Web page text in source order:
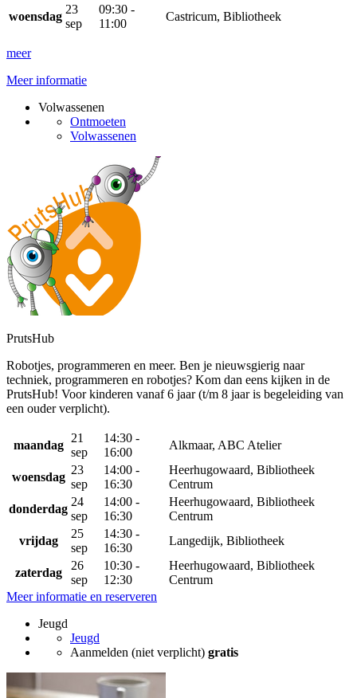
woensdag
23
sep
09:30 -
11:00
Castricum, Bibliotheek
meer
Meer informatie
Volwassenen
Ontmoeten
Volwassenen
PrutsHub
Robotjes, programmeren en meer. Ben je nieuwsgierig naar
techniek, programmeren en robotjes? Kom dan eens kijken in de
PrutsHub! Voor kinderen vanaf 6 jaar (t/m 8 jaar is begeleiding van
een ouder verplicht).
maandag
21
sep
14:30 -
16:00
Alkmaar, ABC Atelier
woensdag
23
sep
14:00 -
16:30
Heerhugowaard, Bibliotheek
Centrum
donderdag
24
sep
14:00 -
16:30
Heerhugowaard, Bibliotheek
Centrum
vrijdag
25
sep
14:30 -
16:30
Langedijk, Bibliotheek
zaterdag
26
sep
10:30 -
12:30
Heerhugowaard, Bibliotheek
Centrum
Meer informatie en reserveren
Jeugd
Jeugd
Aanmelden (niet verplicht) gratis